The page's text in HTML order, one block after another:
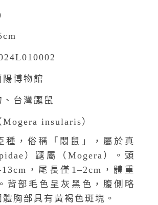
博物館
台灣鼴鼠
Mogera insularis）
種，俗稱「悶鼠」，屬於真
）鼴屬（Mogera）。頭
，尾長僅1–2cm，體重
背部毛色呈灰黑色，腹側略
胸部具有黃褐色斑塊。